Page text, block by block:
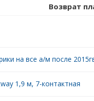
Возврат
на все а/м после
1,9 м, 7-контактная